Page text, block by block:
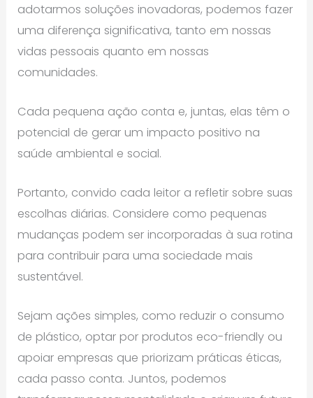
adotarmos soluções inovadoras, podemos fazer
uma diferença significativa, tanto em nossas
vidas pessoais quanto em nossas
comunidades.
Cada pequena ação conta e, juntas, elas têm o
potencial de gerar um impacto positivo na
saúde ambiental e social.
Portanto, convido cada leitor a refletir sobre suas
escolhas diárias. Considere como pequenas
mudanças podem ser incorporadas à sua rotina
para contribuir para uma sociedade mais
sustentável.
Sejam ações simples, como reduzir o consumo
de plástico, optar por produtos eco-friendly ou
apoiar empresas que priorizam práticas éticas,
cada passo conta. Juntos, podemos